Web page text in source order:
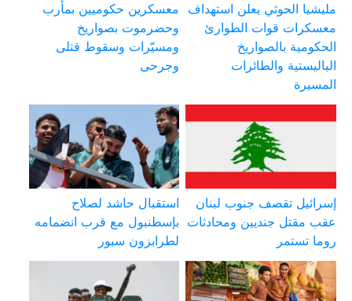
مليشيا الحوثي يعلن استهداف
معسكرات قوات الطوارئ
الحكومية بالصواريخ
الباليستية والطائرات
المسيرة
معسكرين حكوميين بمأرب
وحضرموت بصواريخ
ومسيّرات وسقوط قتلى
وجرحى
إسرائيل تقصف جنوب لبنان
عقب مقتل جنديين ومحادثات
روما تستمر
استقبال حاشد لصلاح
بإسطنبول مع قرب انضمامه
لطرابزون سبور